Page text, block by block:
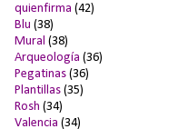
quienfirma (42)
Blu (38)
Mural (38)
Arqueología (36)
Pegatinas (36)
Plantillas (35)
Rosh (34)
Valencia (34)